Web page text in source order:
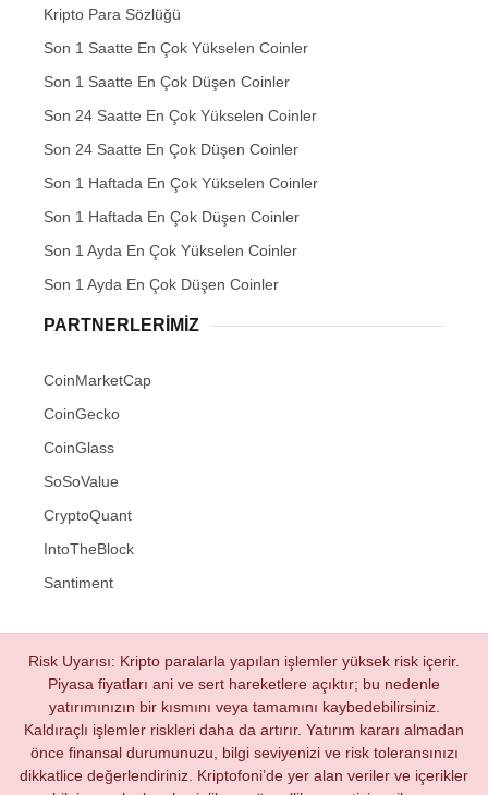
Kripto Para Sözlüğü
Son 1 Saatte En Çok Yükselen Coinler
Son 1 Saatte En Çok Düşen Coinler
Son 24 Saatte En Çok Yükselen Coinler
Son 24 Saatte En Çok Düşen Coinler
Son 1 Haftada En Çok Yükselen Coinler
Son 1 Haftada En Çok Düşen Coinler
Son 1 Ayda En Çok Yükselen Coinler
Son 1 Ayda En Çok Düşen Coinler
PARTNERLERIMIZ
CoinMarketCap
CoinGecko
CoinGlass
SoSoValue
CryptoQuant
IntoTheBlock
Santiment
Risk Uyarısı: Kripto paralarla yapılan işlemler yüksek risk içerir.
Piyasa fiyatları ani ve sert hareketlere açıktır; bu nedenle
yatırımınızın bir kısmını veya tamamını kaybedebilirsiniz.
Kaldıraçlı işlemler riskleri daha da artırır. Yatırım kararı almadan
önce finansal durumunuzu, bilgi seviyenizi ve risk toleransınızı
dikkatlice değerlendiriniz. Kriptofoni’de yer alan veriler ve içerikler